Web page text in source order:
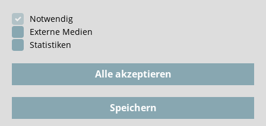
Notwendig
Externe Medien
Statistiken
Alle akzeptieren
Speichern